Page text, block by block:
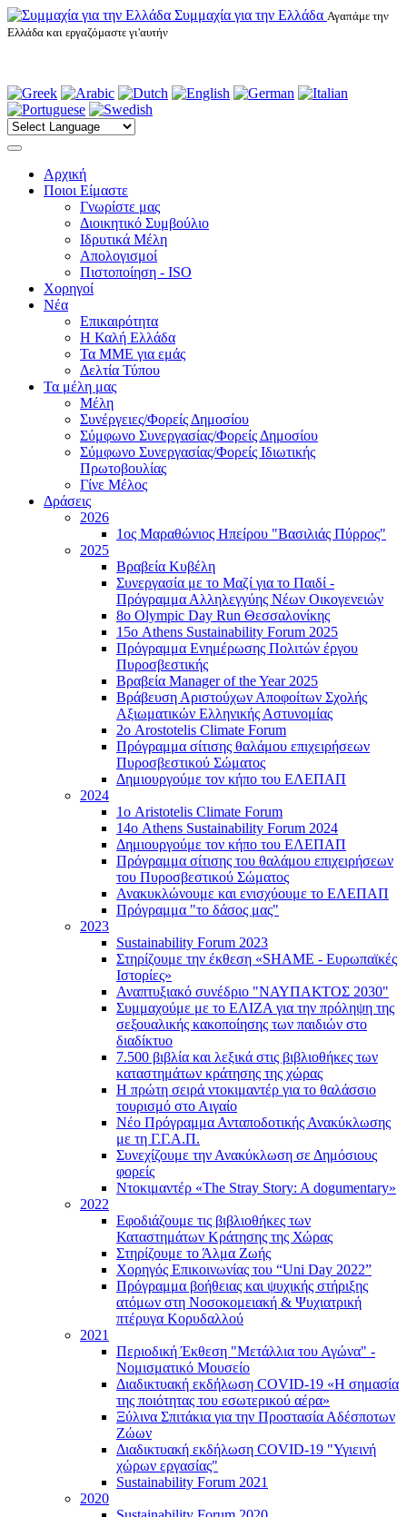
Συμμαχία για την Ελλάδα Αγαπάμε την
Ελλάδα και εργαζόμαστε γι'αυτήν
Αρχική
Ποιοι Είμαστε
Γνωρίστε μας
Διοικητικό Συμβούλιο
Ιδρυτικά Μέλη
Απολογισμοί
Πιστοποίηση - ISO
Χορηγοί
Νέα
Επικαιρότητα
H Καλή Ελλάδα
Τα ΜΜΕ για εμάς
Δελτία Τύπου
Τα μέλη μας
Μέλη
Συνέργειες/Φορείς Δημοσίου
Σύμφωνο Συνεργασίας/Φορείς Δημοσίου
Σύμφωνο Συνεργασίας/Φορείς Ιδιωτικής
Πρωτοβουλίας
Γίνε Μέλος
Δράσεις
2026
1ος Μαραθώνιος Ηπείρου "Βασιλιάς Πύρρος"
2025
Βραβεία Κυβέλη
Συνεργασία με το Μαζί για το Παιδί -
Πρόγραμμα Αλληλεγγύης Νέων Οικογενειών
8ο Olympic Day Run Θεσσαλονίκης
15ο Athens Sustainability Forum 2025
Πρόγραμμα Ενημέρωσης Πολιτών έργου
Πυροσβεστικής
Βραβεία Manager of the Year 2025
Βράβευση Αριστούχων Αποφοίτων Σχολής
Αξιωματικών Ελληνικής Αστυνομίας
2ο Arostotelis Climate Forum
Πρόγραμμα σίτισης θαλάμου επιχειρήσεων
Πυροσβεστικού Σώματος
Δημιουργούμε τον κήπο του ΕΛΕΠΑΠ
2024
1ο Aristotelis Climate Forum
14ο Athens Sustainability Forum 2024
Δημιουργούμε τον κήπο του ΕΛΕΠΑΠ
Πρόγραμμα σίτισης του θαλάμου επιχειρήσεων
του Πυροσβεστικού Σώματος
Ανακυκλώνουμε και ενισχύουμε το ΕΛΕΠΑΠ
Πρόγραμμα "το δάσος μας"
2023
Sustainability Forum 2023
Στηρίζουμε την έκθεση «SHAME - Ευρωπαϊκές
Ιστορίες»
Αναπτυξιακό συνέδριο "ΝΑΥΠΑΚΤΟΣ 2030"
Συμμαχούμε με το ΕΛΙΖΑ για την πρόληψη της
σεξουαλικής κακοποίησης των παιδιών στο
διαδίκτυο
7.500 βιβλία και λεξικά στις βιβλιοθήκες των
καταστημάτων κράτησης της χώρας
Η πρώτη σειρά ντοκιμαντέρ για το θαλάσσιο
τουρισμό στο Αιγαίο
Νέο Πρόγραμμα Ανταποδοτικής Ανακύκλωσης
με τη Γ.Γ.Α.Π.
Συνεχίζουμε την Ανακύκλωση σε Δημόσιους
φορείς
Ντοκιμαντέρ «The Stray Story: A dogumentary»
2022
Εφοδιάζουμε τις βιβλιοθήκες των
Καταστημάτων Κράτησης της Χώρας
Στηρίζουμε το Άλμα Ζωής
Χορηγός Επικοινωνίας του “Uni Day 2022”
Πρόγραμμα βοήθειας και ψυχικής στήριξης
ατόμων στη Νοσοκομειακή & Ψυχιατρική
πτέρυγα Κορυδαλλού
2021
Περιοδική Έκθεση "Μετάλλια του Αγώνα" -
Νομισματικό Μουσείο
Διαδικτυακή εκδήλωση COVID-19 «Η σημασία
της ποιότητας του εσωτερικού αέρα»
Ξύλινα Σπιτάκια για την Προστασία Αδέσποτων
Ζώων
Διαδικτυακή εκδήλωση COVID-19 "Υγιεινή
χώρων εργασίας"
Sustainability Forum 2021
2020